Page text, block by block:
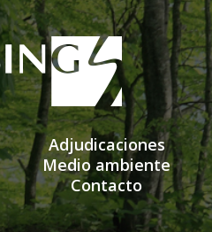
Adjudicaciones
Medio ambiente
Contacto